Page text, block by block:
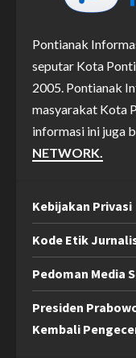
Pontianak
seputar Kota
2005. Pontianak
masyarakat Kota
informasi ini juga
NETWORK.
Kebijakan Privasi
Kode Etik
Pedoman Media
Presiden
Kembali